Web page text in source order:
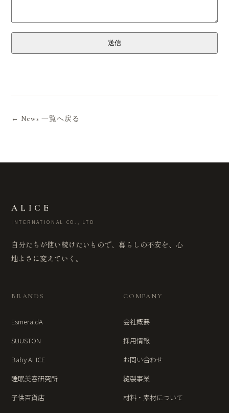
送信
← News 一覧へ戻る
ALICE
INTERNATIONAL CO., LTD
自分たちが使い続けたいもので、暮らしの不安を、心
地よさに変えていく。
BRANDS
EsmeraldA
SUUSTON
Baby ALICE
睡眠美容研究所
子供百貨店
COMPANY
会社概要
採用情報
お問い合わせ
縫製事業
材料・素材について